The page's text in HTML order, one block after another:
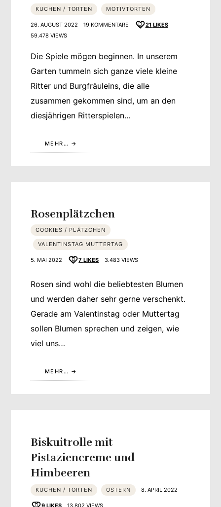
KUCHEN / TORTEN MOTIVTORTEN
26. AUGUST 2022 19 KOMMENTARE 21 LIKES
59.478 VIEWS
Die Spiele mögen beginnen. In unserem
Garten tummeln sich ganze viele kleine
Ritter und Burgfräuleins, die alle
zusammen gekommen sind, um an den
diesjährigen Ritterspielen…
MEHR…
Rosenplätzchen
COOKIES / PLÄTZCHEN
VALENTINSTAG MUTTERTAG
5. MAI 2022 7 LIKES 3.483 VIEWS
Rosen sind wohl die beliebtesten Blumen
und werden daher sehr gerne verschenkt.
Gerade am Valentinstag oder Muttertag
sollen Blumen sprechen und zeigen, wie
viel uns…
MEHR…
Biskuitrolle mit
Pistaziencreme und
Himbeeren
KUCHEN / TORTEN OSTERN 8. APRIL 2022
9 LIKES 13.802 VIEWS